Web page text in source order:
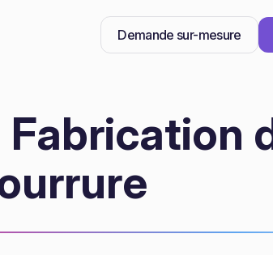
Demande sur-mesure